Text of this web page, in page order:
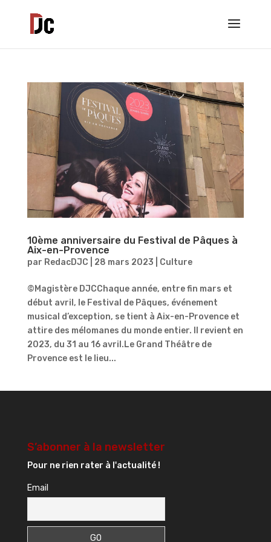
10ème anniversaire du Festival de Pâques à
Aix-en-Provence
par RedacDJC 28 mars 2023 Culture
©Magistère DJCChaque année, entre fin mars et
début avril, le Festival de Pâques, événement
musical d’exception, se tient à Aix-en-Provence et
attire des mélomanes du monde entier. Il revient en
2023, du 31 au 16 avril.Le Grand Théâtre de
Provence est le lieu...
S’abonner à la newsletter
Pour ne rien rater à l'actualité !
Email